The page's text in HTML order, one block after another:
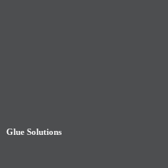
Glue Solutions